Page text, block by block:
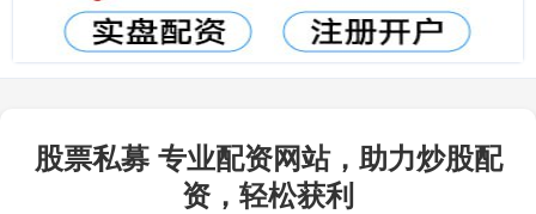
股票私募 专业配资网站，助力炒股配
资，轻松获利